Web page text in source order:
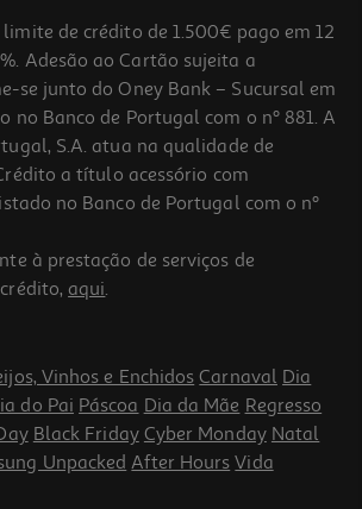
Real +ginseng 20ampolas
de crédito de 1.500€ pago em 12
Adesão ao Cartão sujeita a
se junto do Oney Bank – Sucursal em
no Banco de Portugal com o nº 881. A
S.A. atua na qualidade de
a título acessório com
no Banco de Portugal com o nº
à prestação de serviços de
aqui.
Vinhos e Enchidos Carnaval Dia
do Pai Páscoa Dia da Mãe Regresso
Black Friday Cyber Monday Natal
Unpacked After Hours Vida